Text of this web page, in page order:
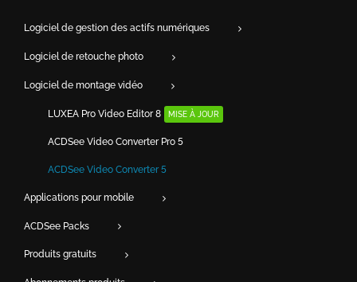
Logiciel de gestion des actifs numériques
Logiciel de retouche photo
Logiciel de montage vidéo
LUXEA Pro Video Editor 8 MISE À JOUR
ACDSee Video Converter Pro 5
ACDSee Video Converter 5
Applications pour mobile
ACDSee Packs
Produits gratuits